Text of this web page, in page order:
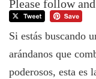
Please follow
Si estás buscando
arándanos que
poderosos, esta es